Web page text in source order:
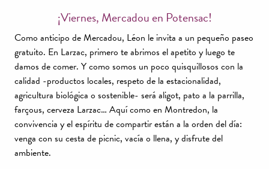
¡Viernes, Mercadou en Potensac!
Como anticipo de Mercadou, Léon le invita a un pequeño paseo
gratuito. En Larzac, primero te abrimos el apetito y luego te
damos de comer. Y como somos un poco quisquillosos con la
calidad -productos locales, respeto de la estacionalidad,
agricultura biológica o sostenible- será aligot, pato a la parrilla,
farçous, cerveza Larzac… Aquí como en Montredon, la
convivencia y el espíritu de compartir están a la orden del día:
venga con su cesta de picnic, vacía o llena, y disfrute del
ambiente.